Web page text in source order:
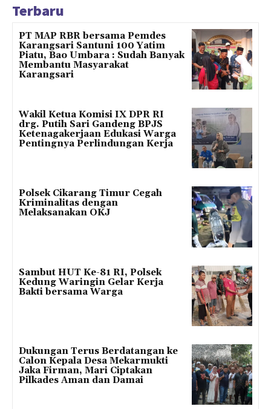
Terbaru
PT MAP RBR bersama Pemdes
Karangsari Santuni 100 Yatim
Piatu, Bao Umbara : Sudah Banyak
Membantu Masyarakat
Karangsari
Wakil Ketua Komisi IX DPR RI
drg. Putih Sari Gandeng BPJS
Ketenagakerjaan Edukasi Warga
Pentingnya Perlindungan Kerja
Polsek Cikarang Timur Cegah
Kriminalitas dengan
Melaksanakan OKJ
Sambut HUT Ke-81 RI, Polsek
Kedung Waringin Gelar Kerja
Bakti bersama Warga
Dukungan Terus Berdatangan ke
Calon Kepala Desa Mekarmukti
Jaka Firman, Mari Ciptakan
Pilkades Aman dan Damai